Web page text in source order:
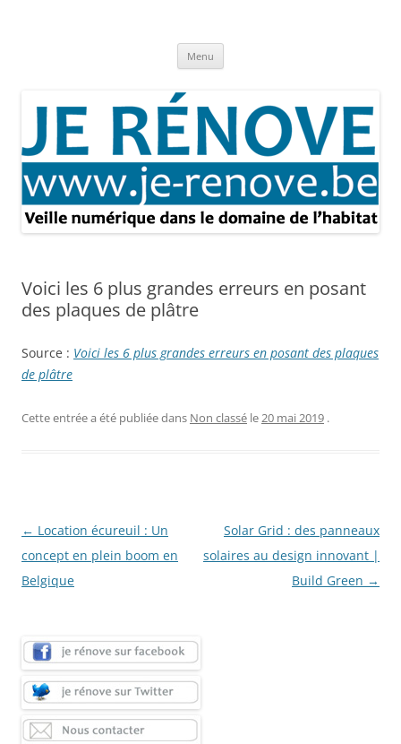
Menu
Voici les 6 plus grandes erreurs en posant
des plaques de plâtre
Source : Voici les 6 plus grandes erreurs en posant des plaques
de plâtre
Cette entrée a été publiée dans Non classé le20 mai 2019 .
Navigation
des
articles
← Location écureuil : Un
concept en plein boom en
Belgique
Solar Grid : des panneaux
solaires au design innovant |
Build Green →